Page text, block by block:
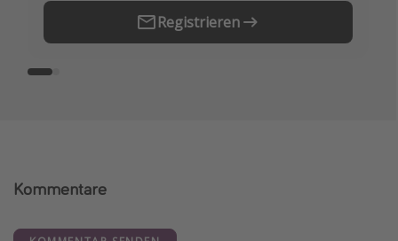
Registrieren
Kommentare